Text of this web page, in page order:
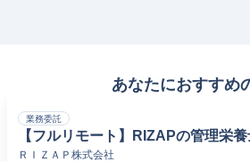
あなたにおすすめ
業務委託
【フルリモート】RIZAPの管理栄
ＲＩＺＡＰ株式会社